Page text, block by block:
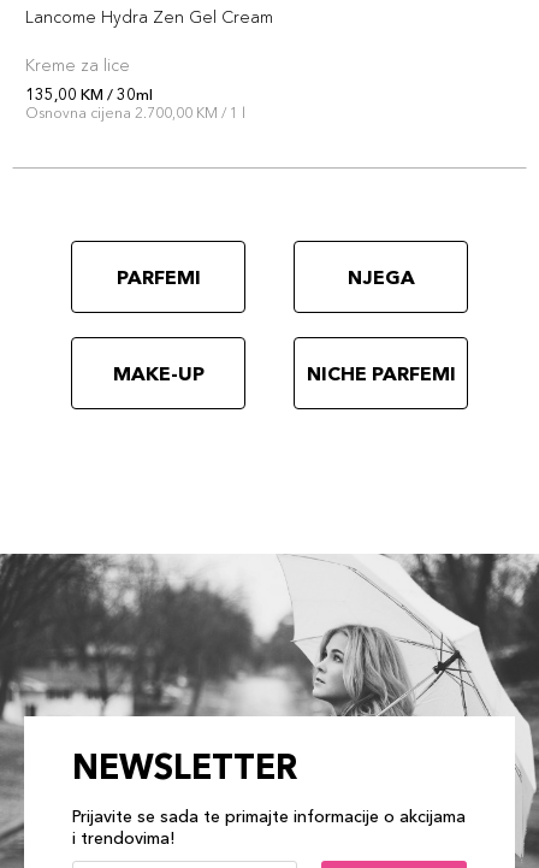
Lancome Hydra Zen Gel Cream
Kreme za lice
135,00 KM / 30ml
Osnovna cijena 2.700,00 KM / 1 l
PARFEMI NJEGA
MAKE-UP NICHE PARFEMI
NEWSLETTER
Prijavite se sada te primajte informacije o akcijama
i trendovima!